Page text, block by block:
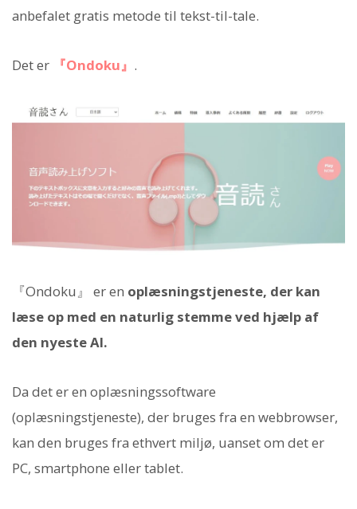
anbefalet gratis metode til tekst-til-tale.
Det er 『Ondoku』 .
『Ondoku』 er en oplæsningstjeneste, der kan
læse op med en naturlig stemme ved hjælp af
den nyeste AI.
Da det er en oplæsningssoftware
(oplæsningstjeneste), der bruges fra en webbrowser,
kan den bruges fra ethvert miljø, uanset om det er
PC, smartphone eller tablet.